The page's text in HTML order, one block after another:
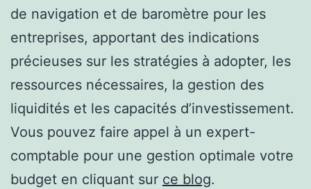
de navigation et de baromètre pour les
entreprises, apportant des indications
précieuses sur les stratégies à adopter, les
ressources nécessaires, la gestion des
liquidités et les capacités d’investissement.
Vous pouvez faire appel à un expert-
comptable pour une gestion optimale votre
budget en cliquant sur ce blog.